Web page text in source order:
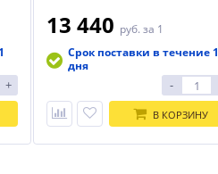
+
13 440 руб. за 1
Срок поставки в течение 1
дня
-
В КОРЗИНУ